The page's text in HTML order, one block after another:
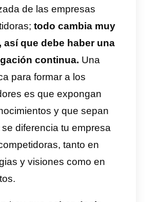
de ventas y los
de ventas deben
para hacer una revisión
operaciones que tiene la
con cada empresa
El objetivo es comunicar
de cada operación,
avances y saber cómo